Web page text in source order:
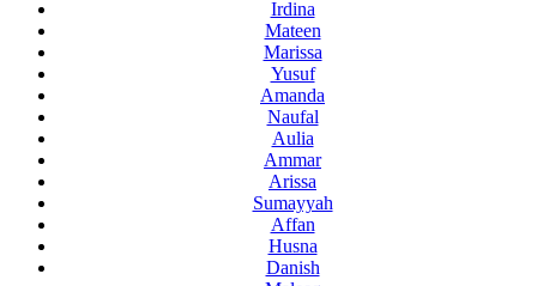
Irdina
Mateen
Marissa
Yusuf
Amanda
Naufal
Aulia
Ammar
Arissa
Sumayyah
Affan
Husna
Danish